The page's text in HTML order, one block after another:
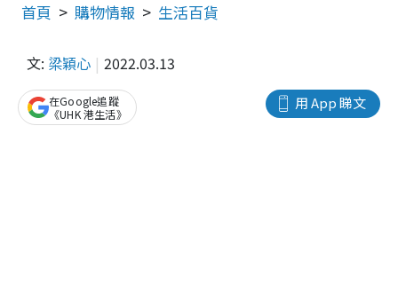
首頁 購物情報 生活百貨
文: 梁穎心 2022.03.13
用 App 睇文
在Google追蹤
《UHK 港生活》